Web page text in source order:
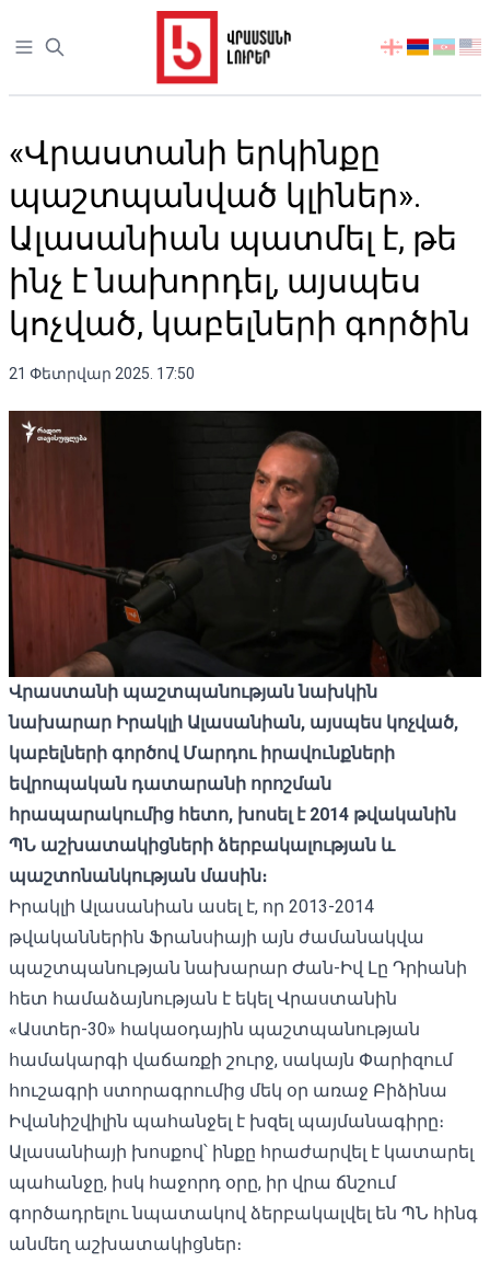
Open sidebar
აირჩიეთ
«Վրաստանի երկինքը
պաշտպանված կլիներ».
Ալասանիան պատմել է, թե
ինչ է նախորդել, այսպես
կոչված, կաբելների գործին
21 Փետրվար 2025. 17:50
Վրաստանի պաշտպանության նախկին
նախարար Իրակլի Ալասանիան, այսպես կոչված,
կաբելների գործով Մարդու իրավունքների
եվրոպական դատարանի որոշման
հրապարակումից հետո, խոսել է 2014 թվականին
ՊՆ աշխատակիցների ձերբակալության և
պաշտոնանկության մասին։
Իրակլի Ալասանիան ասել է, որ 2013-2014
թվականներին Ֆրանսիայի այն ժամանակվա
պաշտպանության նախարար Ժան-Իվ Լը Դրիանի
հետ համաձայնության է եկել Վրաստանին
«Աստեր-30» հակաօդային պաշտպանության
համակարգի վաճառքի շուրջ, սակայն Փարիզում
հուշագրի ստորագրումից մեկ օր առաջ Բիձինա
Իվանիշվիլին պահանջել է խզել պայմանագիրը։
Ալասանիայի խոսքով՝ ինքը հրաժարվել է կատարել
պահանջը, իսկ հաջորդ օրը, իր վրա ճնշում
գործադրելու նպատակով ձերբակալվել են ՊՆ հինգ
անմեղ աշխատակիցներ։